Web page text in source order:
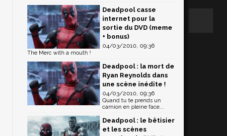
Deadpool casse
internet pour la
sortie du DVD (meme
+ bonus)
04/03/2010, 09:36
The Merc with a mouth !
Deadpool : la mort de
Ryan Reynolds dans
une scène inédite !
04/03/2010, 09:36
Quand tu te prends un
camion en pleine face...
Deadpool : le bêtisier
et les scènes